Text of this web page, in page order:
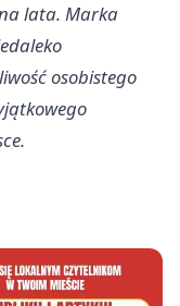
lata. Marka
osobistego